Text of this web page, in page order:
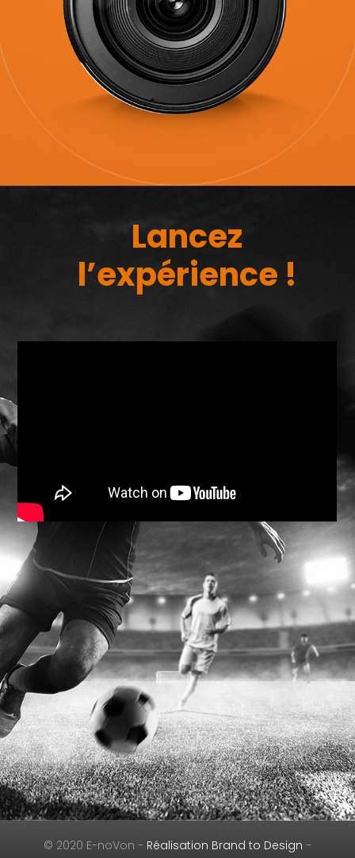
Lancez
l’expérience !
© 2020 E-noVon - Réalisation Brand to Design -